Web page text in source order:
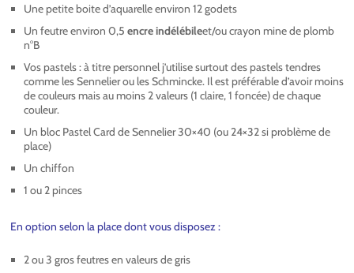
Une petite boite d’aquarelle environ 12 godets
Un feutre environ 0,5 encre indélébileet/ou crayon mine de plomb
n°B
Vos pastels : à titre personnel j’utilise surtout des pastels tendres
comme les Sennelier ou les Schmincke. Il est préférable d’avoir moins
de couleurs mais au moins 2 valeurs (1 claire, 1 foncée) de chaque
couleur.
Un bloc Pastel Card de Sennelier 30×40 (ou 24×32 si problème de
place)
Un chiffon
1 ou 2 pinces
En option selon la place dont vous disposez :
2 ou 3 gros feutres en valeurs de gris